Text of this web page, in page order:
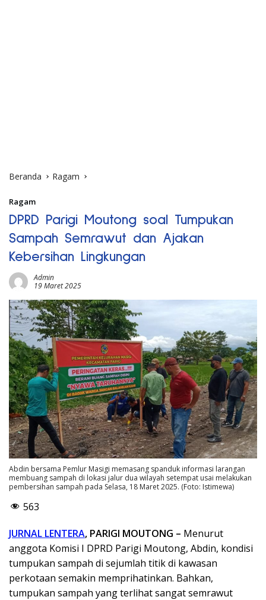
Beranda Ragam
Ragam
DPRD Parigi Moutong soal Tumpukan
Sampah Semrawut dan Ajakan
Kebersihan Lingkungan
Admin
19 Maret 2025
Abdin bersama Pemlur Masigi memasang spanduk informasi larangan
membuang sampah di lokasi jalur dua wilayah setempat usai melakukan
pembersihan sampah pada Selasa, 18 Maret 2025. (Foto: Istimewa)
563
JURNAL LENTERA, PARIGI MOUTONG – Menurut
anggota Komisi I DPRD Parigi Moutong, Abdin, kondisi
tumpukan sampah di sejumlah titik di kawasan
perkotaan semakin memprihatinkan. Bahkan,
tumpukan sampah yang terlihat sangat semrawut